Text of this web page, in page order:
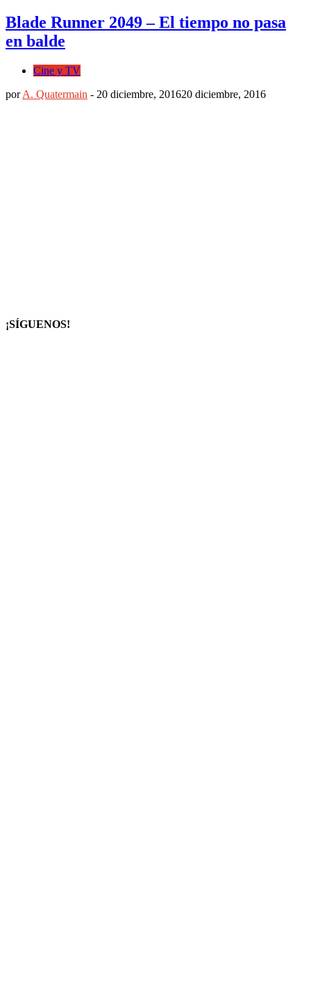
Blade Runner 2049 – El tiempo no pasa
en balde
Cine y TV
porA. Quatermain - 20 diciembre, 201620 diciembre, 2016
¡SÍGUENOS!